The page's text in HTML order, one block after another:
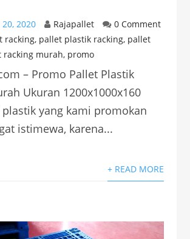
2020 Rajapallet
0 Comment
racking, pallet plastik racking, pallet
racking murah, promo
– Promo Pallet Plastik
Ukuran 1200x1000x160
yang kami promokan
istimewa, karena...
+ READ MORE